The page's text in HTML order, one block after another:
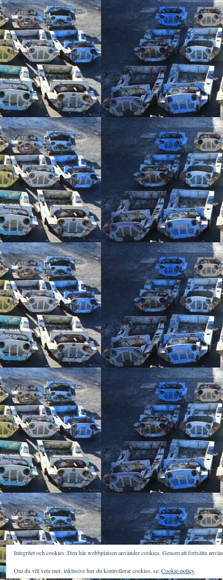
Integritet och cookies: Den här webbplatsen använder cookies. Genom att fortsätta
Om du vill veta mer, inklusive hur du kontrollerar cookies, se:Cookie-policy